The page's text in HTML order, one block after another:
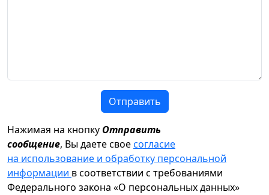
Отправить
Нажимая на кнопку Отправить
сообщение, Вы даете своесогласие
на использование и обработку персональной
информации в соответствии с требованиями
Федерального закона «О персональных данных»